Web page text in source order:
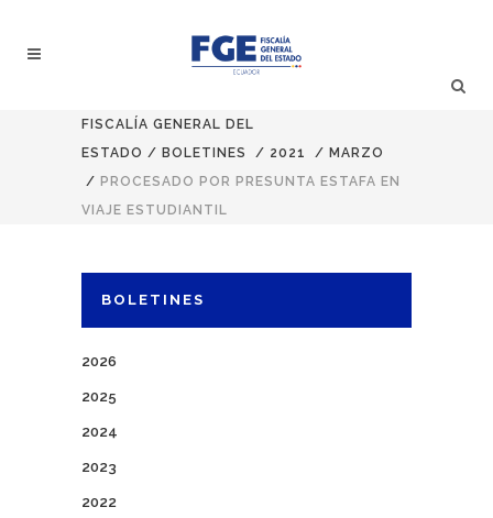
FISCALÍA GENERAL DEL
ESTADO / BOLETINES / 2021 / MARZO
/ PROCESADO POR PRESUNTA ESTAFA EN
VIAJE ESTUDIANTIL
BOLETINES
2026
2025
2024
2023
2022